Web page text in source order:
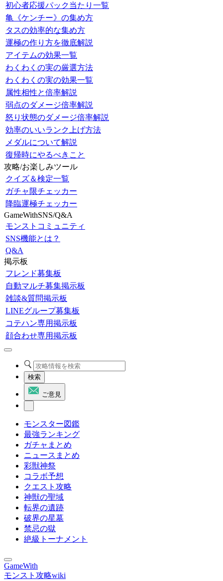
初心者応援パック当たり一覧
亀《ケンチー》の集め方
タスの効率的な集め方
運極の作り方を徹底解説
アイテムの効果一覧
わくわくの実の厳選方法
わくわくの実の効果一覧
属性相性と倍率解説
弱点のダメージ倍率解説
怒り状態のダメージ倍率解説
効率のいいランク上げ方法
メダルについて解説
復帰時にやるべきこと
攻略/お楽しみツール
クイズ＆検定一覧
ガチャ限チェッカー
降臨運極チェッカー
GameWithSNS/Q&A
モンストコミュニティ
SNS機能とは？
Q&A
掲示板
フレンド募集板
自動マルチ募集掲示板
雑談&質問掲示板
LINEグループ募集板
コテハン専用掲示板
顔合わせ専用掲示板
検索
ご意見
モンスター図鑑
最強ランキング
ガチャまとめ
ニュースまとめ
彩獣神祭
コラボ予想
クエスト攻略
神獣の聖域
転界の遺跡
破界の星墓
禁忌の獄
絶級トーナメント
GameWith
モンスト攻略wiki